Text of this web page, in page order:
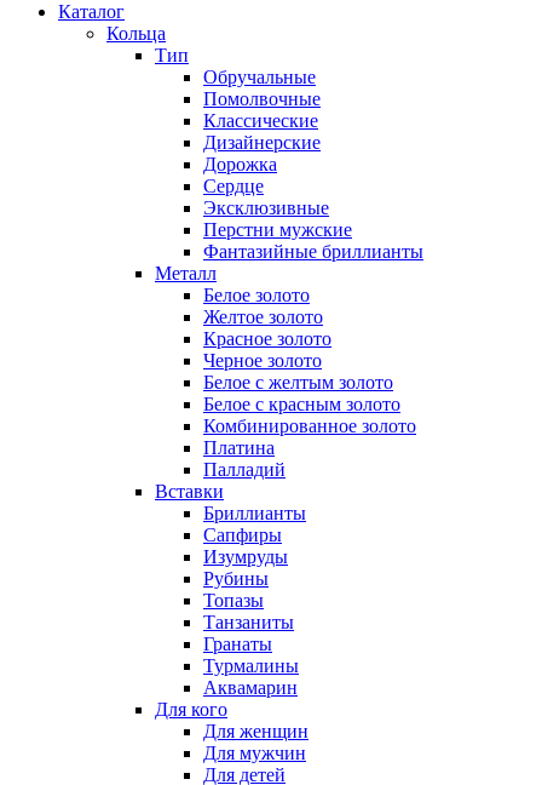
Каталог
Кольца
Тип
Обручальные
Помолвочные
Классические
Дизайнерские
Дорожка
Сердце
Эксклюзивные
Перстни мужские
Фантазийные бриллианты
Металл
Белое золото
Желтое золото
Красное золото
Черное золото
Белое с желтым золото
Белое с красным золото
Комбинированное золото
Платина
Палладий
Вставки
Бриллианты
Сапфиры
Изумруды
Рубины
Топазы
Танзаниты
Гранаты
Турмалины
Аквамарин
Для кого
Для женщин
Для мужчин
Для детей